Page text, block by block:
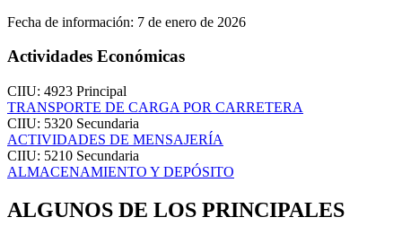
Fecha de información: 7 de enero de 2026
Actividades Económicas
CIIU: 4923 Principal
TRANSPORTE DE CARGA POR CARRETERA
CIIU: 5320 Secundaria
ACTIVIDADES DE MENSAJERÍA
CIIU: 5210 Secundaria
ALMACENAMIENTO Y DEPÓSITO
ALGUNOS DE LOS PRINCIPALES